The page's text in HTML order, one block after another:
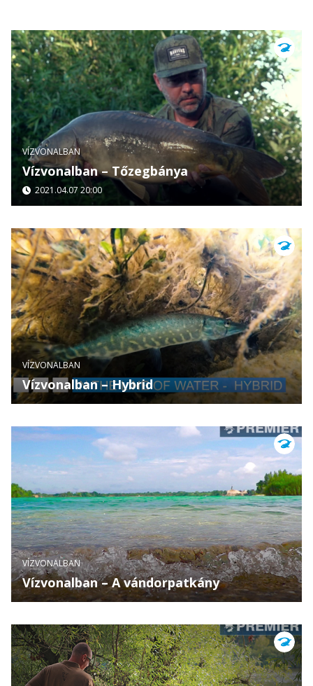
VÍZVONALBAN
Vízvonalban – Tőzegbánya
2021.04.07 20:00
VÍZVONALBAN
Vízvonalban – Hybrid
VÍZVONALBAN
Vízvonalban – A vándorpatkány